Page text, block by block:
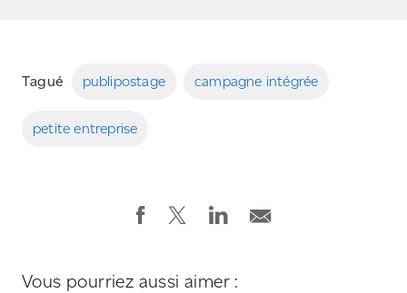
Tagué publipostage campagne intégrée
petite entreprise
Vous pourriez aussi aimer :